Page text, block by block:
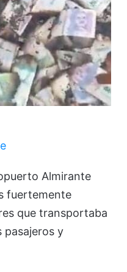
Almirante
fuertemente
que transportaba
pasajeros y